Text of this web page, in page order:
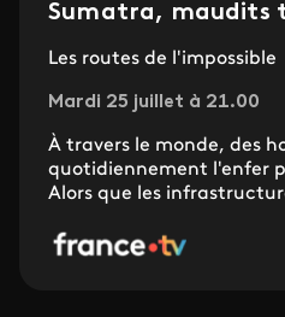
Sumatra, maudits
Les routes de l'impossible
Mardi 25 juillet à 21.00
À travers le monde, des
quotidiennement l'enfer
Alors que les